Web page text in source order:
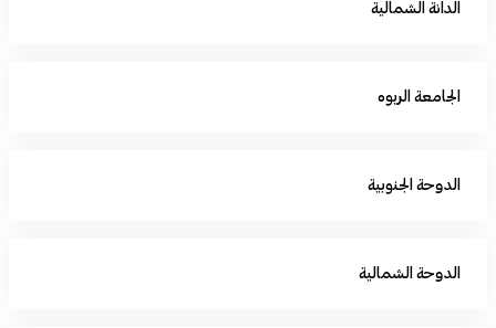
الدانة الشمالية
الجامعة الربوه
الدوحة الجنوبية
الدوحة الشمالية